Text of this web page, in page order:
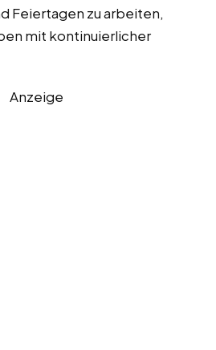
Feiertagen zu arbeiten,
mit kontinuierlicher
Anzeige